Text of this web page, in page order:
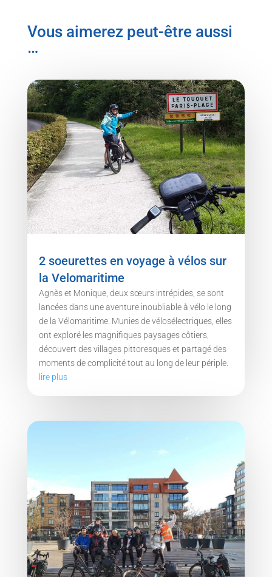
Vous aimerez peut-être aussi
…
2 soeurettes en voyage à vélos sur
la Velomaritime
Agnès et Monique, deux sœurs intrépides, se sont
lancées dans une aventure inoubliable à vélo le long
de la Vélomaritime. Munies de vélosélectriques, elles
ont exploré les magnifiques paysages côtiers,
découvert des villages pittoresques et partagé des
moments de complicité tout au long de leur périple.
lire plus